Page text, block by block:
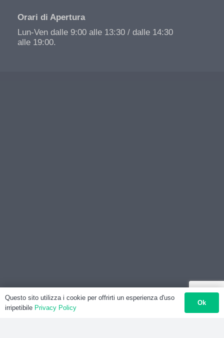
Orari di Apertura
Lun-Ven dalle 9:00 alle 13:30 / dalle 14:30
alle 19:00.
Questo sito utilizza i cookie per offrirti un esperienza d'uso
irripetibile Privacy Policy
Ok